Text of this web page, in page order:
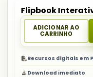
Flipbook
ADICIONAR AO
CARRINHO
Recursos digitais em
Download imediato